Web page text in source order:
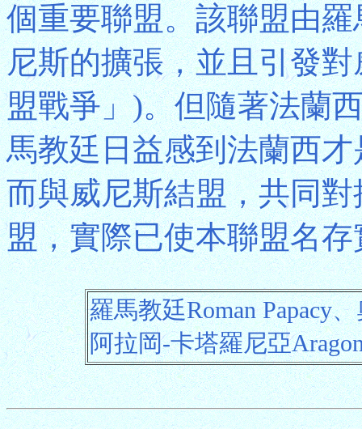
個重要聯盟。該聯盟由
尼斯的擴張，並且引發
盟戰爭」)。但隨著法蘭
馬教廷日益感到法蘭西
而與威尼斯結盟，共同
盟，實際已使本聯盟名存
羅馬教廷Roman Papacy
阿拉岡-卡塔羅尼亞